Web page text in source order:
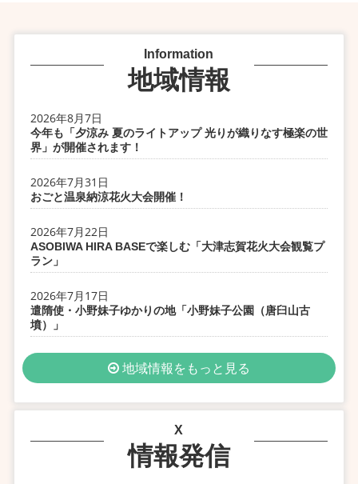
Information
地域情報
2026年8月7日
今年も「夕涼み 夏のライトアップ 光りが織りなす極楽の世
界」が開催されます！
2026年7月31日
おごと温泉納涼花火大会開催！
2026年7月22日
ASOBIWA HIRA BASEで楽しむ「大津志賀花火大会観覧プ
ラン」
2026年7月17日
遣隋使・小野妹子ゆかりの地「小野妹子公園（唐臼山古
墳）」
地域情報をもっと見る
X
情報発信